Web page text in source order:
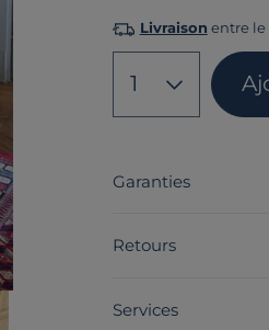
Livraison entre le
1
Garanties
Retours
Services